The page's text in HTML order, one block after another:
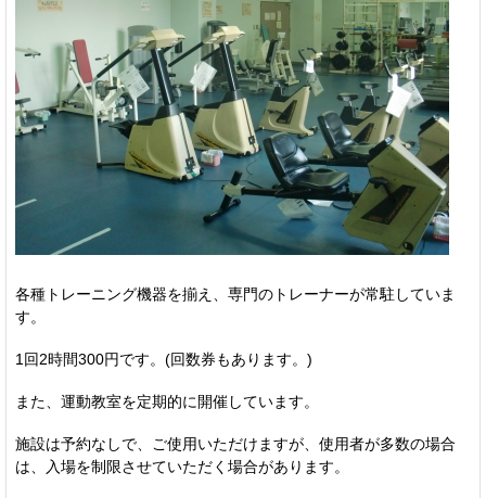
各種トレーニング機器を揃え、専門のトレーナーが常駐していま
す。
1回2時間300円です。(回数券もあります。)
また、運動教室を定期的に開催しています。
施設は予約なしで、ご使用いただけますが、使用者が多数の場合
は、入場を制限させていただく場合があります。